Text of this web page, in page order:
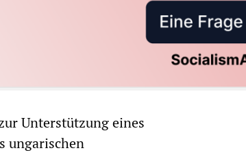
Unterstützung eines
ungarischen